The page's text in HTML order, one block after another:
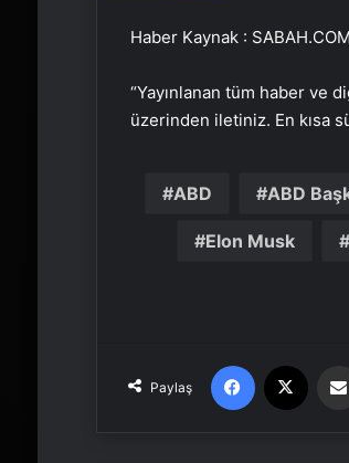
Haber Kaynak :
“Yayınlanan tüm haber ve
üzerinden iletiniz. En kısa
ABD ABD
Elon Musk
Paylaş
Facebook